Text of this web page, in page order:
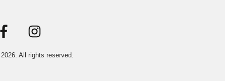
2026. All rights reserved.